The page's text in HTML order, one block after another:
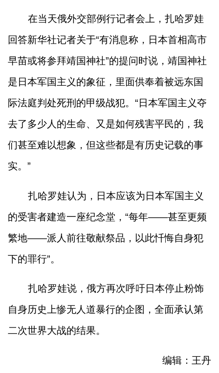
在当天俄外交部例行记者会上，扎哈罗娃
回答新华社记者关于“有消息称，日本首相高市
早苗或将参拜靖国神社”的提问时说，靖国神社
是日本军国主义的象征，里面供奉着被远东国
际法庭判处死刑的甲级战犯。“日本军国主义夺
去了多少人的生命、又是如何残害平民的，我
们甚至难以想象，但这些都是有历史记载的事
实。”
扎哈罗娃认为，日本应该为日本军国主义
的受害者建造一座纪念堂，“每年——甚至更频
繁地——派人前往敬献祭品，以此忏悔自身犯
下的罪行”。
扎哈罗娃说，俄方再次呼吁日本停止粉饰
自身历史上惨无人道暴行的企图，全面承认第
二次世界大战的结果。
编辑：王丹